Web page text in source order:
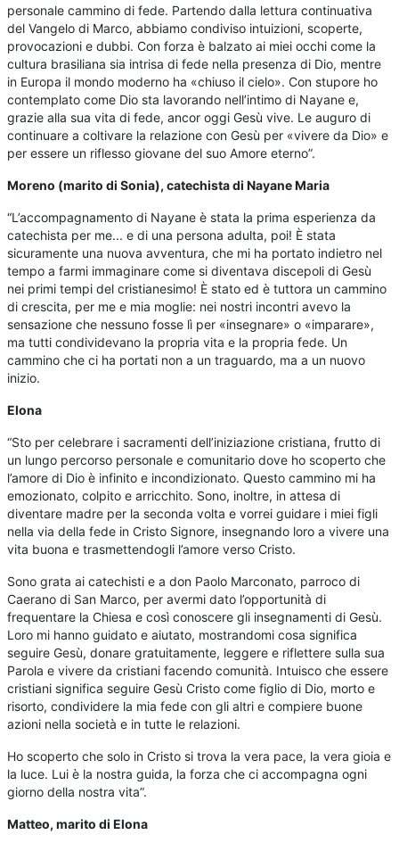
personale cammino di fede. Partendo dalla lettura continuativa
del Vangelo di Marco, abbiamo condiviso intuizioni, scoperte,
provocazioni e dubbi. Con forza è balzato ai miei occhi come la
cultura brasiliana sia intrisa di fede nella presenza di Dio, mentre
in Europa il mondo moderno ha «chiuso il cielo». Con stupore ho
contemplato come Dio sta lavorando nell’intimo di Nayane e,
grazie alla sua vita di fede, ancor oggi Gesù vive. Le auguro di
continuare a coltivare la relazione con Gesù per «vivere da Dio» e
per essere un riflesso giovane del suo Amore eterno”.
Moreno (marito di Sonia), catechista di Nayane Maria
“L’accompagnamento di Nayane è stata la prima esperienza da
catechista per me... e di una persona adulta, poi! È stata
sicuramente una nuova avventura, che mi ha portato indietro nel
tempo a farmi immaginare come si diventava discepoli di Gesù
nei primi tempi del cristianesimo! È stato ed è tuttora un cammino
di crescita, per me e mia moglie: nei nostri incontri avevo la
sensazione che nessuno fosse lì per «insegnare» o «imparare»,
ma tutti condividevano la propria vita e la propria fede. Un
cammino che ci ha portati non a un traguardo, ma a un nuovo
inizio.
Elona
“Sto per celebrare i sacramenti dell’iniziazione cristiana, frutto di
un lungo percorso personale e comunitario dove ho scoperto che
l’amore di Dio è infinito e incondizionato. Questo cammino mi ha
emozionato, colpito e arricchito. Sono, inoltre, in attesa di
diventare madre per la seconda volta e vorrei guidare i miei figli
nella via della fede in Cristo Signore, insegnando loro a vivere una
vita buona e trasmettendogli l’amore verso Cristo.
Sono grata ai catechisti e a don Paolo Marconato, parroco di
Caerano di San Marco, per avermi dato l’opportunità di
frequentare la Chiesa e così conoscere gli insegnamenti di Gesù.
Loro mi hanno guidato e aiutato, mostrandomi cosa significa
seguire Gesù, donare gratuitamente, leggere e riflettere sulla sua
Parola e vivere da cristiani facendo comunità. Intuisco che essere
cristiani significa seguire Gesù Cristo come figlio di Dio, morto e
risorto, condividere la mia fede con gli altri e compiere buone
azioni nella società e in tutte le relazioni.
Ho scoperto che solo in Cristo si trova la vera pace, la vera gioia e
la luce. Lui è la nostra guida, la forza che ci accompagna ogni
giorno della nostra vita”.
Matteo, marito di Elona